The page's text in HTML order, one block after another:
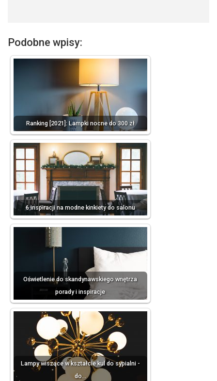
Podobne wpisy:
Ranking [2021]: Lampki nocne do 300 zł
6 inspiracji na modne kinkiety do salonu
Oświetlenie do skandynawskiego wnętrza
porady i inspiracje
Lampy wiszące w kształcie kul do sypialni -
do…